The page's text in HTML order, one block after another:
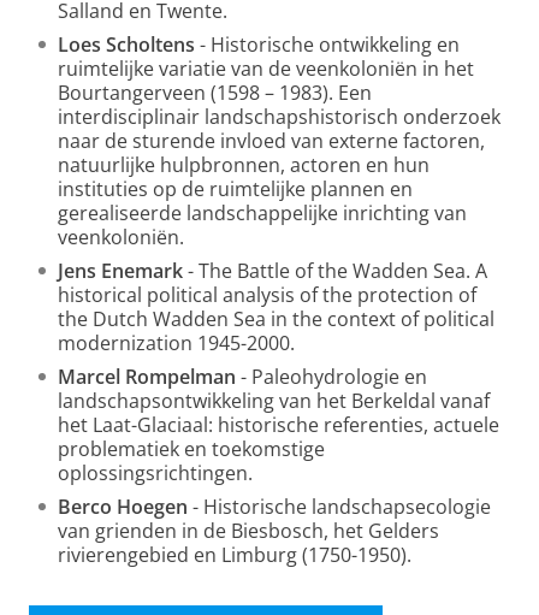
Salland en Twente.
Loes Scholtens - Historische ontwikkeling en
ruimtelijke variatie van de veenkoloniën in het
Bourtangerveen (1598 – 1983). Een
interdisciplinair landschapshistorisch onderzoek
naar de sturende invloed van externe factoren,
natuurlijke hulpbronnen, actoren en hun
instituties op de ruimtelijke plannen en
gerealiseerde landschappelijke inrichting van
veenkoloniën.
Jens Enemark- The Battle of the Wadden Sea. A
historical political analysis of the protection of
the Dutch Wadden Sea in the context of political
modernization 1945-2000.
Marcel Rompelman - Paleohydrologie en
landschapsontwikkeling van het Berkeldal vanaf
het Laat-Glaciaal: historische referenties, actuele
problematiek en toekomstige
oplossingsrichtingen.
Berco Hoegen - Historische landschapsecologie
van grienden in de Biesbosch, het Gelders
rivierengebied en Limburg (1750-1950).